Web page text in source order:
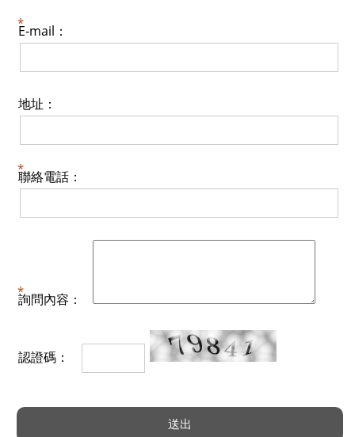
E-mail：
地址：
聯絡電話：
詢問內容：
認證碼：